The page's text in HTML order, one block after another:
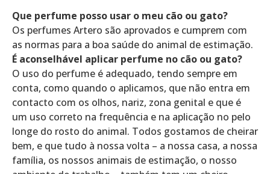
Que perfume posso usar o meu cão ou gato?
Os perfumes Artero são aprovados e cumprem com
as normas para a boa saúde do animal de estimação.
É aconselhável aplicar perfume no cão ou gato?
O uso do perfume é adequado, tendo sempre em
conta, como quando o aplicamos, que não entra em
contacto com os olhos, nariz, zona genital e que é
um uso correto na frequência e na aplicação no pelo
longe do rosto do animal. Todos gostamos de cheirar
bem, e que tudo à nossa volta – a nossa casa, a nossa
família, os nossos animais de estimação, o nosso